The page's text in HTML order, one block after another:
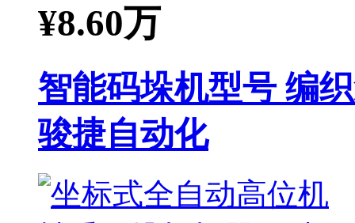
¥8.60万
智能码垛机型号 编
骏捷自动化